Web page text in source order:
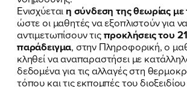
Ενισχύεται η σύνδεση της θεωρίας
ώστε οι μαθητές να εξοπλιστούν για να
αντιμετωπίσουν τιςπροκλήσεις του
παράδειγμα, στην Πληροφορική, ο
κληθεί να αναπαραστήσει με
δεδομένα για τις αλλαγές στη
τόπου και τις εκπομπές του